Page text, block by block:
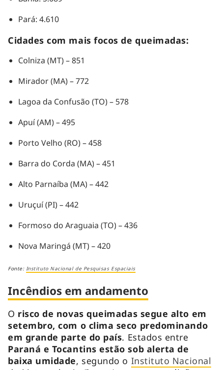
Pará: 4.610
Cidades com mais focos de queimadas:
Colniza (MT) – 851
Mirador (MA) – 772
Lagoa da Confusão (TO) – 578
Apuí (AM) – 495
Porto Velho (RO) – 458
Barra do Corda (MA) – 451
Alto Parnaíba (MA) – 442
Uruçuí (PI) – 442
Formoso do Araguaia (TO) – 436
Nova Maringá (MT) – 420
Fonte: Instituto Nacional de Pesquisas Espaciais
Incêndios em andamento
O risco de novas queimadas segue alto em
setembro, com o clima seco predominando
em grande parte do país. Estados entre
Paraná e Tocantins estão sob alerta de
baixa umidade, segundo o Instituto Nacional